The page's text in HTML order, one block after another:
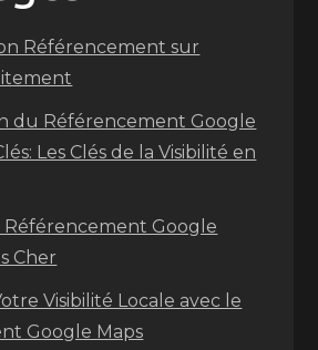
Référencement sur
du Référencement Google
Les Clés de la Visibilité en
Google
Cher
Visibilité Locale avec le
Google Maps